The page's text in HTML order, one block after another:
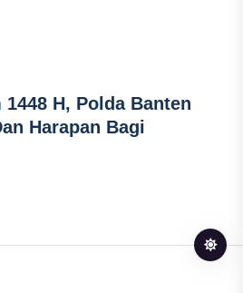
H, Polda Banten
Harapan Bagi